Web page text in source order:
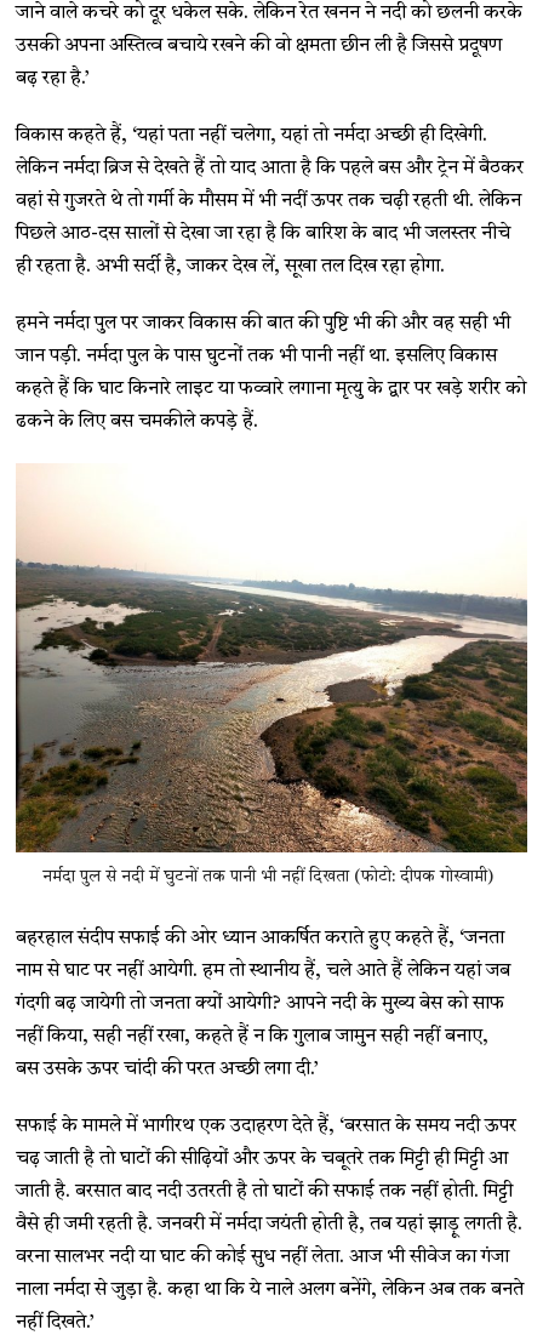
जाने वाले कचरे को दूर धकेल सके. लेकिन रेत खनन ने नदी को छलनी करके
उसकी अपना अस्तित्व बचाये रखने की वो क्षमता छीन ली है जिससे प्रदूषण
बढ़ रहा है.’
विकास कहते हैं, ‘यहां पता नहीं चलेगा, यहां तो नर्मदा अच्छी ही दिखेगी.
लेकिन नर्मदा ब्रिज से देखते हैं तो याद आता है कि पहले बस और ट्रेन में बैठकर
वहां से गुजरते थे तो गर्मी के मौसम में भी नदीं ऊपर तक चढ़ी रहती थी. लेकिन
पिछले आठ-दस सालों से देखा जा रहा है कि बारिश के बाद भी जलस्तर नीचे
ही रहता है. अभी सर्दी है, जाकर देख लें, सूखा तल दिख रहा होगा.
हमने नर्मदा पुल पर जाकर विकास की बात की पुष्टि भी की और वह सही भी
जान पड़ी. नर्मदा पुल के पास घुटनों तक भी पानी नहीं था. इसलिए विकास
कहते हैं कि घाट किनारे लाइट या फव्वारे लगाना मृत्यु के द्वार पर खड़े शरीर को
ढकने के लिए बस चमकीले कपड़े हैं.
नर्मदा पुल से नदी में घुटनों तक पानी भी नहीं दिखता (फोटो: दीपक गोस्वामी)
बहरहाल संदीप सफाई की ओर ध्यान आकर्षित कराते हुए कहते हैं, ‘जनता
नाम से घाट पर नहीं आयेगी. हम तो स्थानीय हैं, चले आते हैं लेकिन यहां जब
गंदगी बढ़ जायेगी तो जनता क्यों आयेगी? आपने नदी के मुख्य बेस को साफ
नहीं किया, सही नहीं रखा, कहते हैं न कि गुलाब जामुन सही नहीं बनाए,
बस उसके ऊपर चांदी की परत अच्छी लगा दी.’
सफाई के मामले में भागीरथ एक उदाहरण देते हैं, ‘बरसात के समय नदी ऊपर
चढ़ जाती है तो घाटों की सीढ़ियों और ऊपर के चबूतरे तक मिट्टी ही मिट्टी आ
जाती है. बरसात बाद नदी उतरती है तो घाटों की सफाई तक नहीं होती. मिट्टी
वैसे ही जमी रहती है. जनवरी में नर्मदा जयंती होती है, तब यहां झाड़ू लगती है.
वरना सालभर नदी या घाट की कोई सुध नहीं लेता. आज भी सीवेज का गंजा
नाला नर्मदा से जुड़ा है. कहा था कि ये नाले अलग बनेंगे, लेकिन अब तक बनते
नहीं दिखते.’